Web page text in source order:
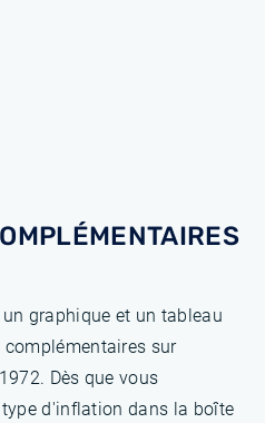
graphique et un tableau
sur
Dès que vous
d'inflation dans la boîte